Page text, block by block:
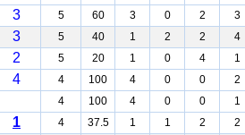
3 5 60 3 0 2
3
3 5 40 1 2 2
4
2 5 20 1 0 4
1
4 4 100 4 0 0
2
4 100 4 0 0
1
1 4 37.5 1 1 2
2